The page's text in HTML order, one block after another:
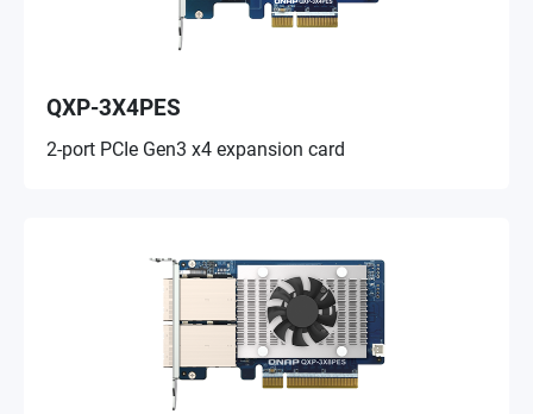
QXP-3X4PES
2-port PCIe Gen3 x4 expansion card